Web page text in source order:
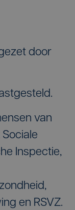
door
van
Inspectie,
en RSVZ.